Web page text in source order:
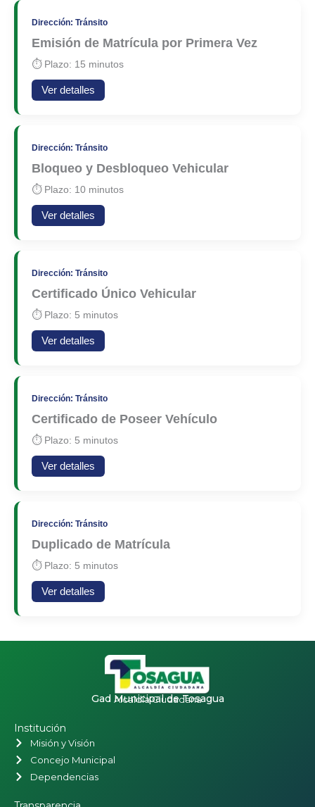
Dirección: Tránsito
Emisión de Matrícula por Primera Vez
⏱ Plazo: 15 minutos
Ver detalles
Dirección: Tránsito
Bloqueo y Desbloqueo Vehicular
⏱ Plazo: 10 minutos
Ver detalles
Dirección: Tránsito
Certificado Único Vehicular
⏱ Plazo: 5 minutos
Ver detalles
Dirección: Tránsito
Certificado de Poseer Vehículo
⏱ Plazo: 5 minutos
Ver detalles
Dirección: Tránsito
Duplicado de Matrícula
⏱ Plazo: 5 minutos
Ver detalles
Gad Municipal de Tosagua
Alcaldía Ciudadana
Institución
Misión y Visión
Concejo Municipal
Dependencias